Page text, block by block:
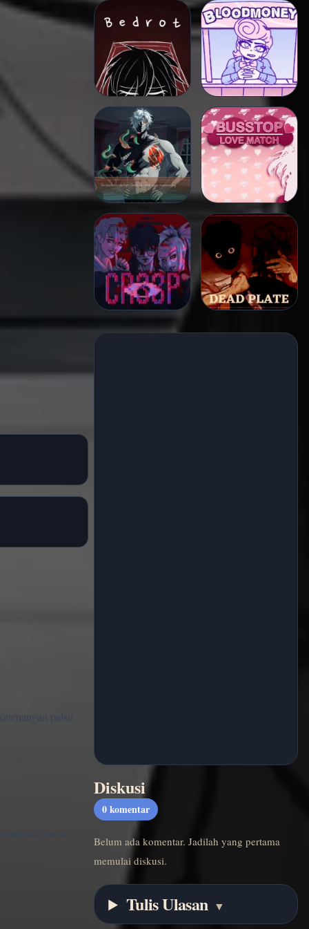
palsu
Diskusi
0 komentar
Belum ada komentar. Jadilah yang pertama
memulai diskusi.
Tulis Ulasan ▼